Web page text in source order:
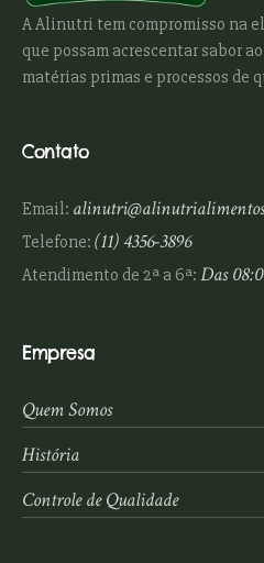
A Alinutri tem compromisso na
que possam acrescentar sabor
matérias primas e processos de
Contato
Email:
Telefone:(11) 4356-3896
Atendimento de 2ª a 6ª:Das
Empresa
Quem Somos
História
Controle de Qualidade